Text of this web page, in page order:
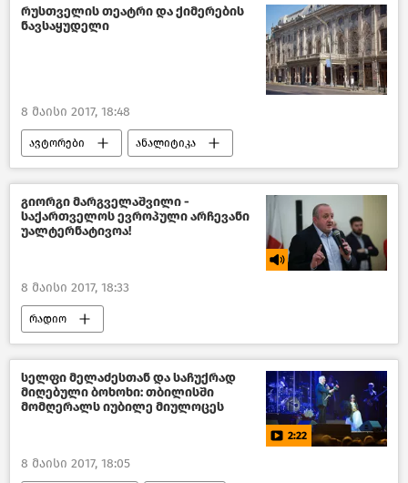
საქართველო
რუსთველის თეატრი და ქიმერების
ნავსაყუდელი
8 მაისი 2017, 18:48
ავტორები ანალიტიკა
გასეირნება ტფილისში საქართველო
კულტურა საქართველოში
გიორგი მარგველაშვილი -
საქართველოს ევროპული არჩევანი
უალტერნატივოა!
8 მაისი 2017, 18:33
რადიო
სელფი მელაძესთან და საჩუქრად
მიღებული ბოხოხი: თბილისში
მომღერალს იუბილე მიულოცეს
2:22
8 მაისი 2017, 18:05